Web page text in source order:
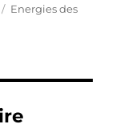
Catégories
Energies des